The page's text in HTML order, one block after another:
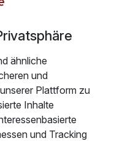
für deinen
Haan
ähnliche
und
Plattform zu
Inhalte
und Tracking